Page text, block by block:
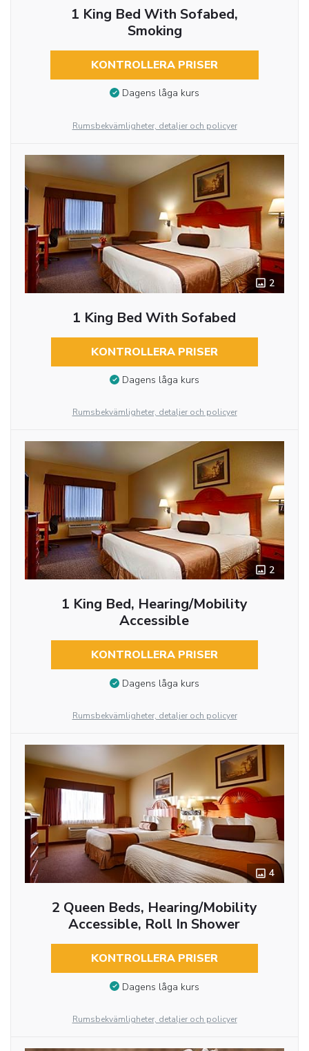
1 King Bed With Sofabed,
Smoking
KONTROLLERA PRISER
Dagens låga kurs
Rumsbekvämligheter, detaljer och policyer
2
1 King Bed With Sofabed
KONTROLLERA PRISER
Dagens låga kurs
Rumsbekvämligheter, detaljer och policyer
2
1 King Bed, Hearing/Mobility
Accessible
KONTROLLERA PRISER
Dagens låga kurs
Rumsbekvämligheter, detaljer och policyer
4
2 Queen Beds, Hearing/Mobility
Accessible, Roll In Shower
KONTROLLERA PRISER
Dagens låga kurs
Rumsbekvämligheter, detaljer och policyer